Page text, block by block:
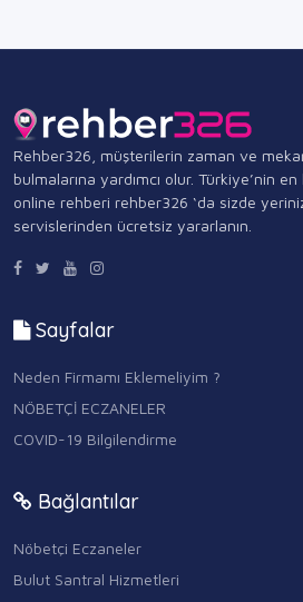
Rehber326, müşterilerin zaman ve
bulmalarına yardımcı olur. Türkiye’nin
online rehberi rehber326 ‘da sizde
servislerinden ücretsiz yararlanın.
Sayfalar
Neden Firmamı Eklemeliyim ?
NÖBETÇİ ECZANELER
COVID-19 Bilgilendirme
Bağlantılar
Nöbetçi Eczaneler
Bulut Santral Hizmetleri